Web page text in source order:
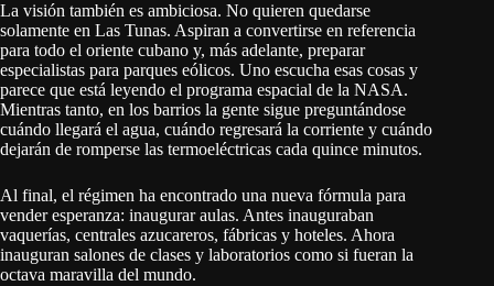
La visión también es ambiciosa. No quieren quedarse
solamente en Las Tunas. Aspiran a convertirse en referencia
para todo el oriente cubano y, más adelante, preparar
especialistas para parques eólicos. Uno escucha esas cosas y
parece que está leyendo el programa espacial de la NASA.
Mientras tanto, en los barrios la gente sigue preguntándose
cuándo llegará el agua, cuándo regresará la corriente y cuándo
dejarán de romperse las termoeléctricas cada quince minutos.
Al final, el régimen ha encontrado una nueva fórmula para
vender esperanza: inaugurar aulas. Antes inauguraban
vaquerías, centrales azucareros, fábricas y hoteles. Ahora
inauguran salones de clases y laboratorios como si fueran la
octava maravilla del mundo.